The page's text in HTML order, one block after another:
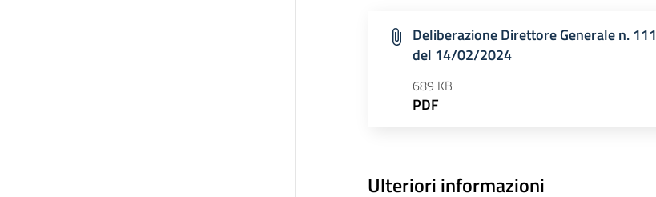
Deliberazione Direttore Generale n. 111
del 14/02/2024
689 KB
PDF
Ulteriori informazioni